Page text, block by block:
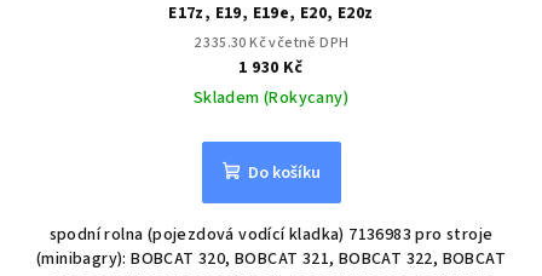
E17z, E19, E19e, E20, E20z
2 335.30 Kč včetně DPH
1 930 Kč
Skladem (Rokycany)
Do košíku
spodní rolna (pojezdová vodící kladka) 7136983 pro stroje
(minibagry): BOBCAT 320, BOBCAT 321, BOBCAT 322, BOBCAT